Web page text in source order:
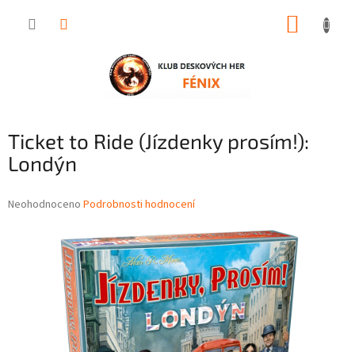
Ticket to Ride (Jízdenky prosím!):
Londýn
Průměrné
Neohodnoceno Podrobnosti hodnocení